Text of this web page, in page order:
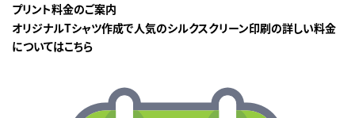
プリント料金のご案内
オリジナルTシャツ作成で人気のシルクスクリーン印刷の詳しい料金
についてはこちら